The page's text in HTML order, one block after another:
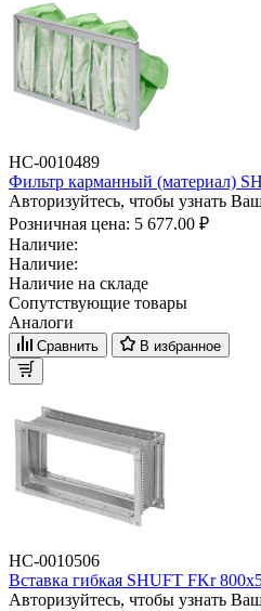
НС-0010489
Фильтр карманный (материал)
Авторизуйтесь, чтобы узнать
Розничная цена: 5 677.00 ₽
Наличие:
Наличие:
Наличие на складе
Сопутствующие товары
Аналоги
Сравнить В избранное
НС-0010506
Вставка гибкая SHUFT FKr
Авторизуйтесь, чтобы узнать